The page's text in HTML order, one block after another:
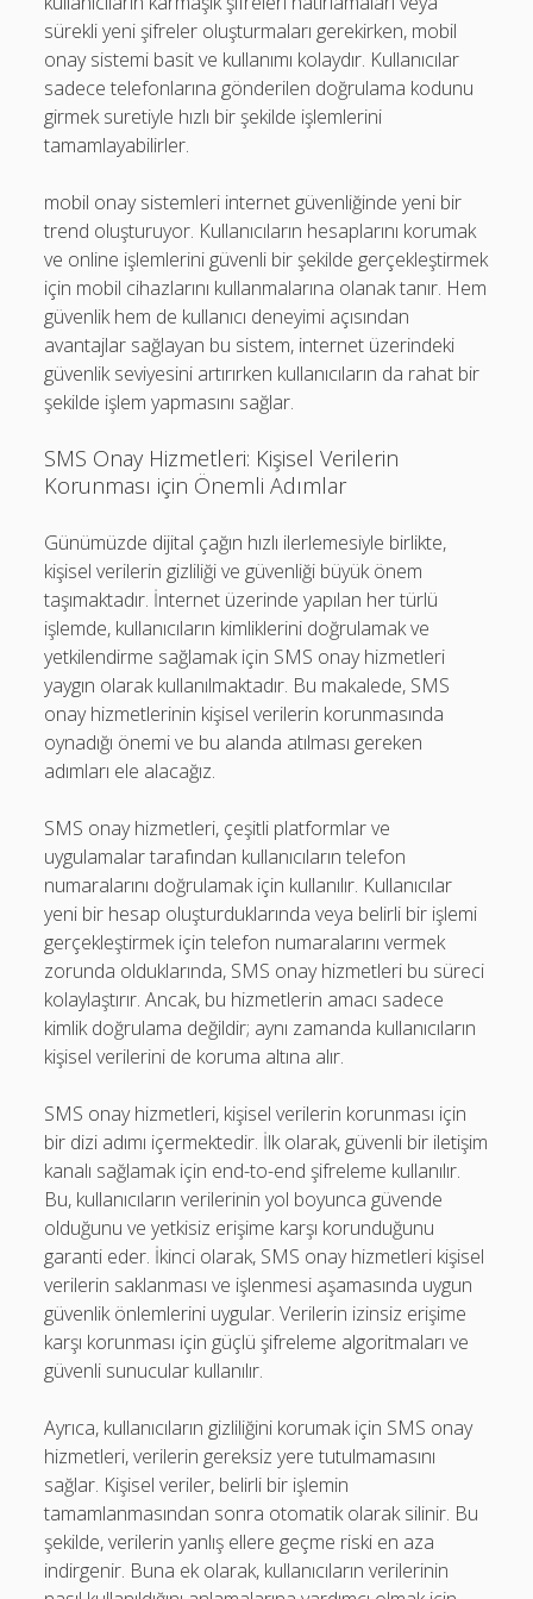
sürekli yeni şifreler oluşturmaları gerekirken, mobil
onay sistemi basit ve kullanımı kolaydır. Kullanıcılar
sadece telefonlarına gönderilen doğrulama kodunu
girmek suretiyle hızlı bir şekilde işlemlerini
tamamlayabilirler.
mobil onay sistemleri internet güvenliğinde yeni bir
trend oluşturuyor. Kullanıcıların hesaplarını korumak
ve online işlemlerini güvenli bir şekilde gerçekleştirmek
için mobil cihazlarını kullanmalarına olanak tanır. Hem
güvenlik hem de kullanıcı deneyimi açısından
avantajlar sağlayan bu sistem, internet üzerindeki
güvenlik seviyesini artırırken kullanıcıların da rahat bir
şekilde işlem yapmasını sağlar.
SMS Onay Hizmetleri: Kişisel Verilerin
Korunması için Önemli Adımlar
Günümüzde dijital çağın hızlı ilerlemesiyle birlikte,
kişisel verilerin gizliliği ve güvenliği büyük önem
taşımaktadır. İnternet üzerinde yapılan her türlü
işlemde, kullanıcıların kimliklerini doğrulamak ve
yetkilendirme sağlamak için SMS onay hizmetleri
yaygın olarak kullanılmaktadır. Bu makalede, SMS
onay hizmetlerinin kişisel verilerin korunmasında
oynadığı önemi ve bu alanda atılması gereken
adımları ele alacağız.
SMS onay hizmetleri, çeşitli platformlar ve
uygulamalar tarafından kullanıcıların telefon
numaralarını doğrulamak için kullanılır. Kullanıcılar
yeni bir hesap oluşturduklarında veya belirli bir işlemi
gerçekleştirmek için telefon numaralarını vermek
zorunda olduklarında, SMS onay hizmetleri bu süreci
kolaylaştırır. Ancak, bu hizmetlerin amacı sadece
kimlik doğrulama değildir; aynı zamanda kullanıcıların
kişisel verilerini de koruma altına alır.
SMS onay hizmetleri, kişisel verilerin korunması için
bir dizi adımı içermektedir. İlk olarak, güvenli bir iletişim
kanalı sağlamak için end-to-end şifreleme kullanılır.
Bu, kullanıcıların verilerinin yol boyunca güvende
olduğunu ve yetkisiz erişime karşı korunduğunu
garanti eder. İkinci olarak, SMS onay hizmetleri kişisel
verilerin saklanması ve işlenmesi aşamasında uygun
güvenlik önlemlerini uygular. Verilerin izinsiz erişime
karşı korunması için güçlü şifreleme algoritmaları ve
güvenli sunucular kullanılır.
Ayrıca, kullanıcıların gizliliğini korumak için SMS onay
hizmetleri, verilerin gereksiz yere tutulmamasını
sağlar. Kişisel veriler, belirli bir işlemin
tamamlanmasından sonra otomatik olarak silinir. Bu
şekilde, verilerin yanlış ellere geçme riski en aza
indirgenir. Buna ek olarak, kullanıcıların verilerinin